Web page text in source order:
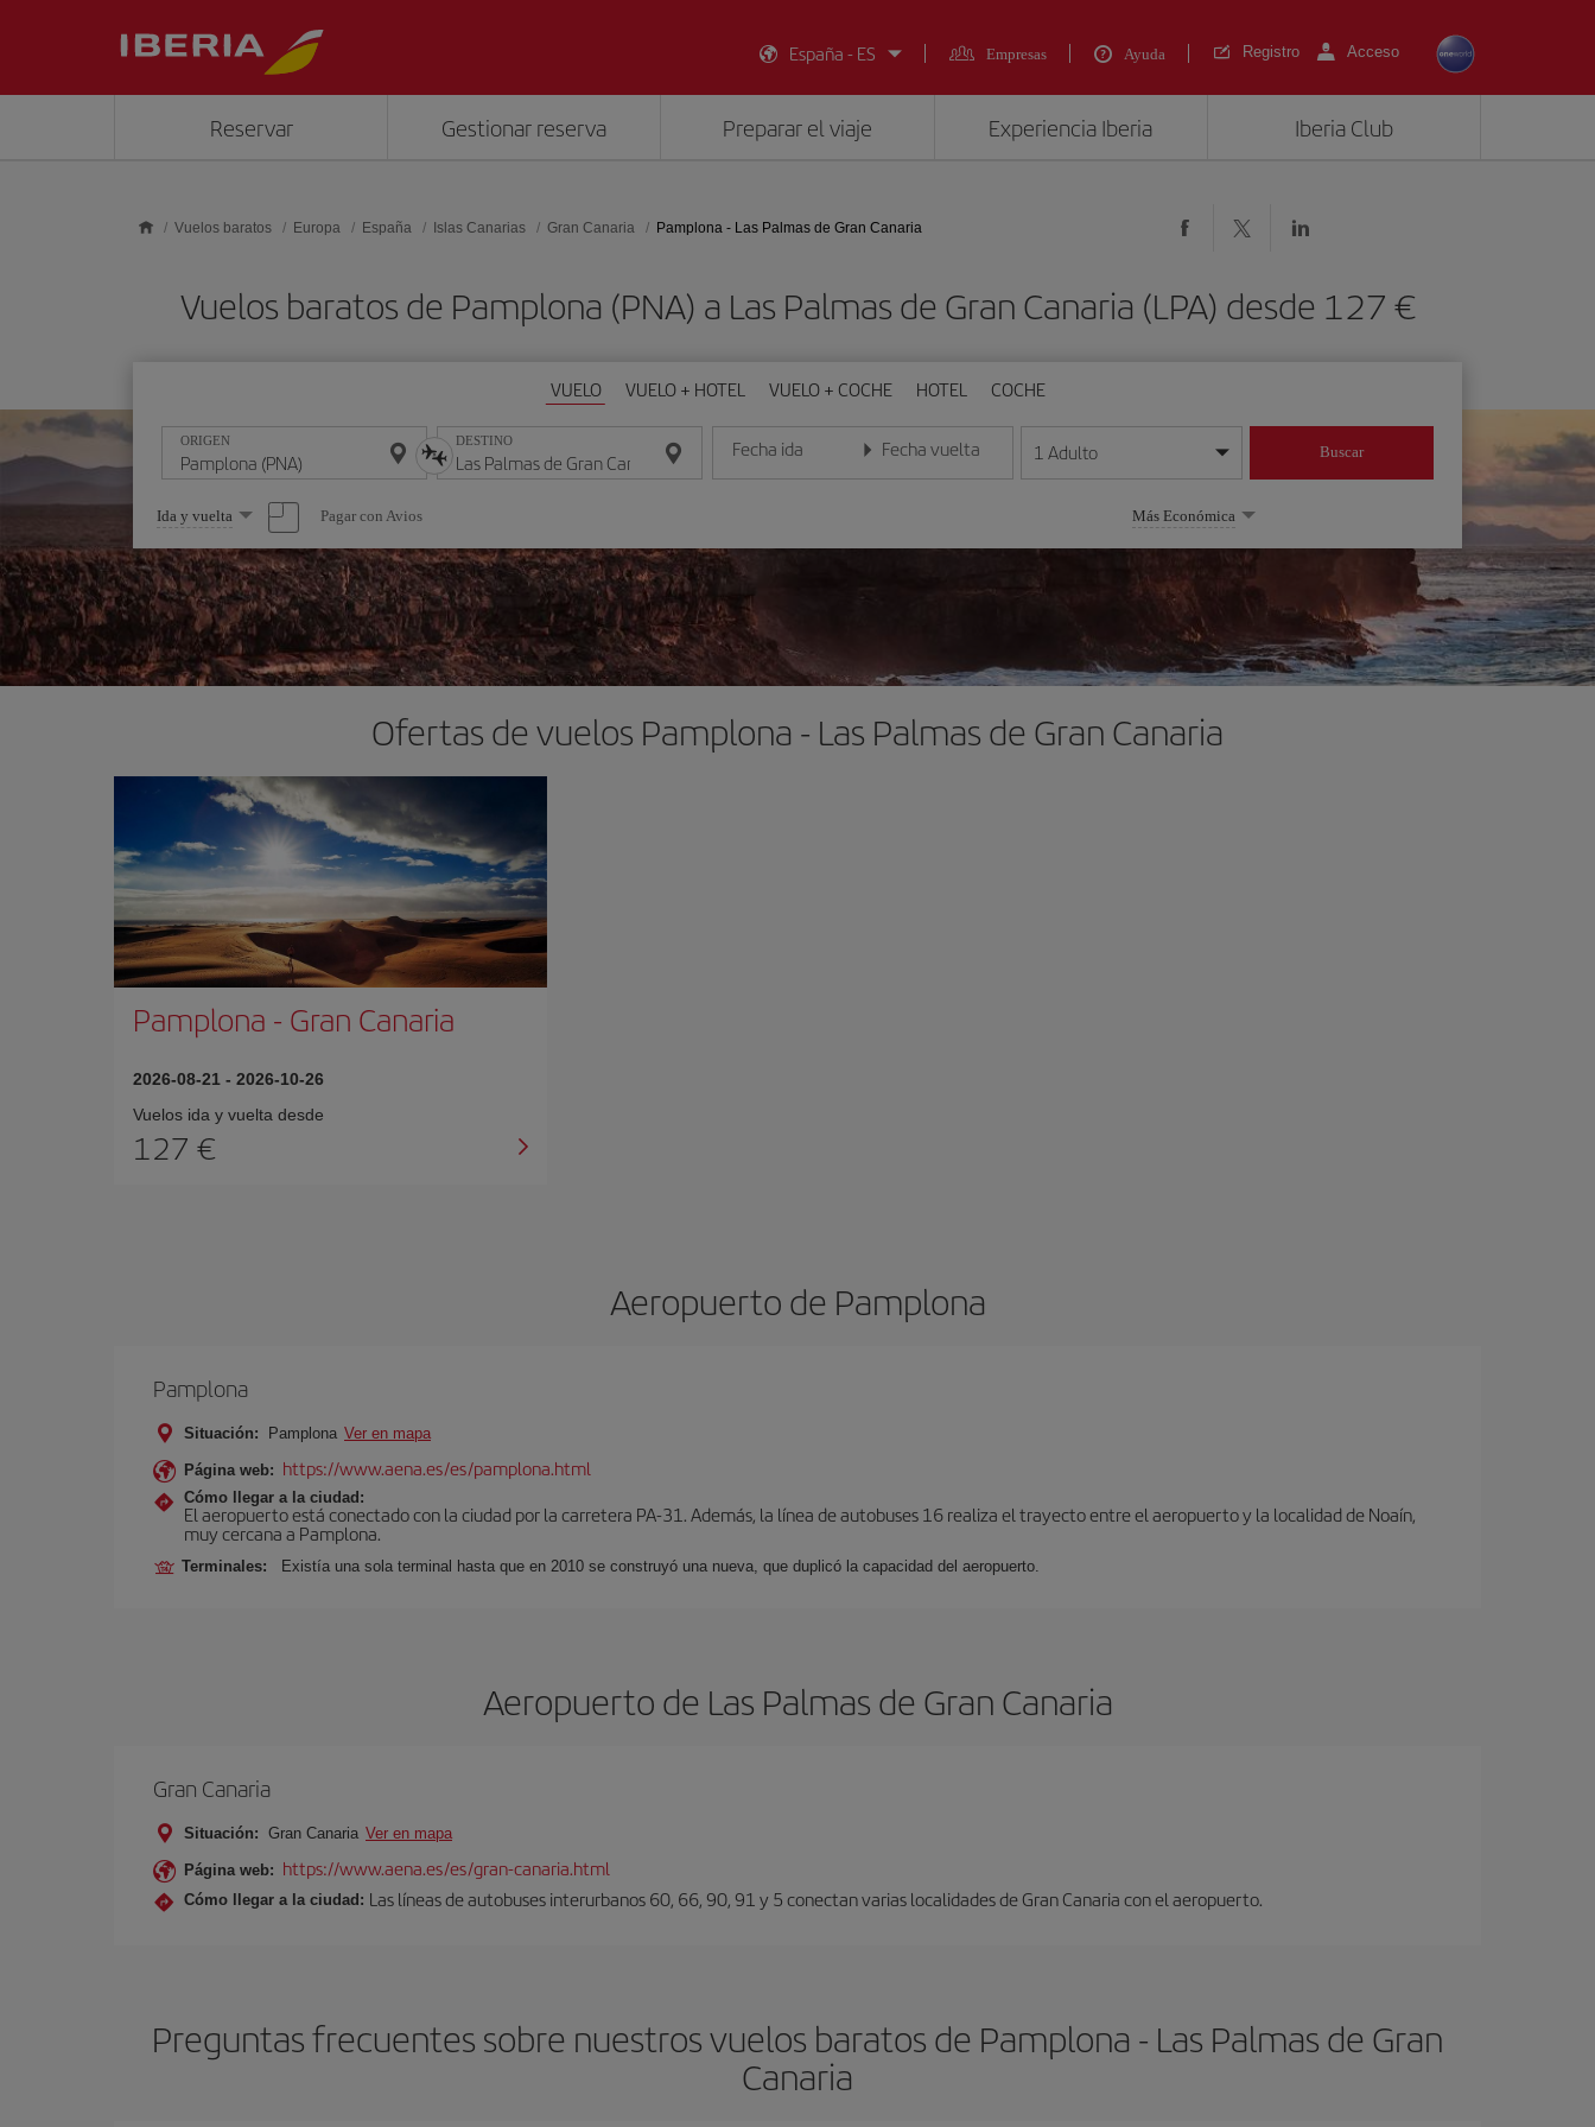
España - ES
Empresas Ayuda Registro Acceso
Reservar Gestionar reserva Preparar el viaje Experiencia Iberia Iberia Club
Vuelos baratos Europa España Islas Canarias Gran Canaria Pamplona - Las Palmas de Gran Canaria
Vuelos baratos de Pamplona (PNA) a Las Palmas de Gran Canaria (LPA) desde 127 €
VUELO VUELO + HOTEL VUELO + COCHE HOTEL COCHE
ORIGEN DESTINO Fecha ida
Introduce la fecha en formato día/mes/año
Fecha vuelta
Introduce la fecha en formato día/mes/año
1 Adulto Buscar
Seleccione
una
opción
Ida y vuelta Pagar con Avios Más Económica
Ofertas de vuelos Pamplona - Las Palmas de Gran Canaria
Pamplona - Gran Canaria
2026-08-21 - 2026-10-26
Vuelos ida y vuelta desde
127 €
Aeropuerto de Pamplona
Pamplona
Situación: Pamplona Ver en mapa
Página web: https://www.aena.es/es/pamplona.html
Cómo llegar a la ciudad:
El aeropuerto está conectado con la ciudad por la carretera PA-31. Además, la línea de autobuses 16 realiza el trayecto entre el aeropuerto y la localidad de Noaín,
muy cercana a Pamplona.
Terminales: Existía una sola terminal hasta que en 2010 se construyó una nueva, que duplicó la capacidad del aeropuerto.
Aeropuerto de Las Palmas de Gran Canaria
Gran Canaria
Situación: Gran Canaria Ver en mapa
Página web: https://www.aena.es/es/gran-canaria.html
Cómo llegar a la ciudad: Las líneas de autobuses interurbanos 60, 66, 90, 91 y 5 conectan varias localidades de Gran Canaria con el aeropuerto.
Preguntas frecuentes sobre nuestros vuelos baratos de Pamplona - Las Palmas de Gran
Canaria